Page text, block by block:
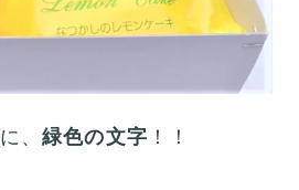
に、緑色の文字 ！！